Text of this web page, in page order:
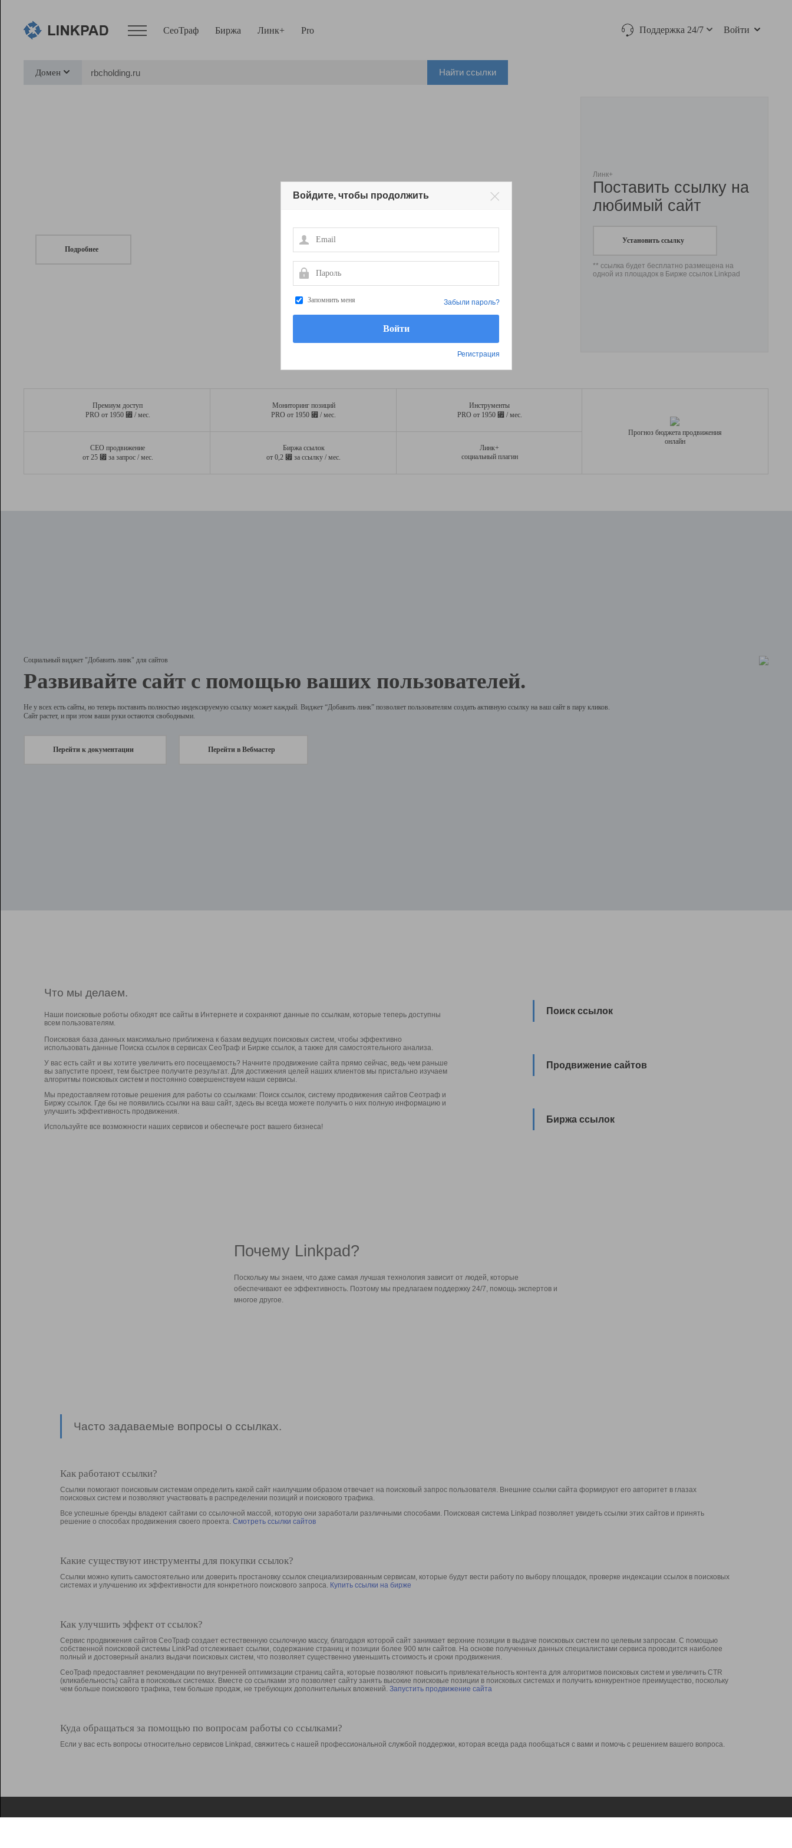
СеоТраф Биржа Линк+ Pro Поддержка 24/7 Войти
Домен Найти ссылки
Подробнее
Линк+
Поставить ссылку на
любимый сайт
Установить ссылку
** ссылка будет бесплатно размещена на
одной из площадок в Бирже ссылок Linkpad
Премиум доступ
PRO от 1950 ⃏ / мес.
Мониторинг позиций
PRO от 1950 ⃏ / мес.
Инструменты
PRO от 1950 ⃏ / мес.
СЕО продвижение
от 25 ⃏ за запрос / мес.
Биржа ссылок
от 0,2 ⃏ за ссылку / мес.
Линк+
социальный плагин
Прогноз бюджета продвижения
онлайн
Социальный виджет "Добавить линк" для сайтов
Развивайте сайт с помощью ваших пользователей.
Не у всех есть сайты, но теперь поставить полностью индексируемую ссылку может каждый. Виджет “Добавить линк” позволяет пользователям создать активную ссылку на ваш сайт в пару кликов.
Сайт растет, и при этом ваши руки остаются свободными.
Перейти к документации Перейти в Вебмастер
Что мы делаем.
Наши поисковые роботы обходят все сайты в Интернете и сохраняют данные по ссылкам, которые теперь доступны
всем пользователям.
Поисковая база данных максимально приближена к базам ведущих поисковых систем, чтобы эффективно
использовать данные Поиска ссылок в сервисах СеоТраф и Бирже ссылок, а также для самостоятельного анализа.
У вас есть сайт и вы хотите увеличить его посещаемость? Начните продвижение сайта прямо сейчас, ведь чем раньше
вы запустите проект, тем быстрее получите результат. Для достижения целей наших клиентов мы пристально изучаем
алгоритмы поисковых систем и постоянно совершенствуем наши сервисы.
Мы предоставляем готовые решения для работы со ссылками: Поиск ссылок, систему продвижения сайтов Сеотраф и
Биржу ссылок. Где бы не появились ссылки на ваш сайт, здесь вы всегда можете получить о них полную информацию и
улучшить эффективность продвижения.
Используйте все возможности наших сервисов и обеспечьте рост вашего бизнеса!
Поиск ссылок
Продвижение сайтов
Биржа ссылок
Почему Linkpad?
Поскольку мы знаем, что даже самая лучшая технология зависит от людей, которые
обеспечивают ее эффективность. Поэтому мы предлагаем поддержку 24/7, помощь экспертов и
многое другое.
Часто задаваемые вопросы о ссылках.
Как работают ссылки?
Ссылки помогают поисковым системам определить какой сайт наилучшим образом отвечает на поисковый запрос пользователя. Внешние ссылки сайта формируют его авторитет в глазах
поисковых систем и позволяют участвовать в раcпределении позиций и поискового трафика.
Все успешные бренды владеют сайтами со ссылочной массой, которую они заработали различными способами. Поисковая система Linkpad позволяет увидеть ссылки этих сайтов и принять
решение о способах продвижения своего проекта. Смотреть ссылки сайтов
Какие существуют инструменты для покупки ссылок?
Ссылки можно купить самостоятельно или доверить простановку ссылок специализированным сервисам, которые будут вести работу по выбору площадок, проверке индексации ссылок в поисковых
системах и улучшению их эффективности для конкретного поискового запроса. Купить ссылки на бирже
Как улучшить эффект от ссылок?
Сервис продвижения сайтов СеоТраф создает естественную ссылочную массу, благодаря которой сайт занимает верхние позиции в выдаче поисковых систем по целевым запросам. С помощью
собственной поисковой системы LinkPad отслеживает ссылки, содержание страниц и позиции более 900 млн сайтов. На основе полученных данных специалистами сервиса проводится наиболее
полный и достоверный анализ выдачи поисковых систем, что позволяет существенно уменьшить стоимость и сроки продвижения.
СеоТраф предоставляет рекомендации по внутренней оптимизации страниц сайта, которые позволяют повысить привлекательность контента для алгоритмов поисковых систем и увеличить CTR
(кликабельность) сайта в поисковых системах. Вместе со ссылками это позволяет сайту занять высокие поисковые позиции в поисковых системах и получить конкурентное преимущество, поскольку
чем больше поискового трафика, тем больше продаж, не требующих дополнительных вложений. Запустить продвижение сайта
Куда обращаться за помощью по вопросам работы со ссылками?
Если у вас есть вопросы относительно сервисов Linkpad, свяжитесь с нашей профессиональной службой поддержки, которая всегда рада пообщаться с вами и помочь с решением вашего вопроса.
Войдите, чтобы продолжить
Email
Пароль
Запомнить меня
Регистрация
Забыли пароль?